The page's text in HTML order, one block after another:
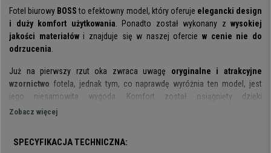
Fotel biurowy BOSS to efektowny model, który oferuje elegancki design
i duży komfort użytkowania . Ponadto został wykonany z wysokiej
jakości materiałów i znajduje się w naszej ofercie w cenie nie do
odrzucenia
Już na pierwszy rzut oka zwraca uwagę
oryginalne i atrakcyjne
wzornictwo fotela, jednak tym, co naprawdę wyróżnia ten model, jest
jego niesamowita wygoda. Komfort został osiągnięty dzięki
zastosowaniu
odpoczynku, pozwalając na pracę w pozycji półleżącej i z uniesionymi
Zobacz więcej
SPECYFIKACJA TECHNICZNA: